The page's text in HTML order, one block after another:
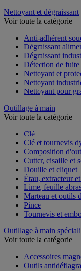
Nettoyant et dégraissant
Voir toute la catégorie
Anti-adhérent
Dégraissant
Dégraissant
Détection de fuite
Nettoyant et
Nettoyant
Nettoyant pour
Outillage à main
Voir toute la catégorie
Clé
Clé et tournevis
Composition
Cutter, cisaille et
Douille et cliquet
Étau, extracteur
Lime, feuille
Marteau et outils
Pince
Tournevis et
Outillage à main
Voir toute la catégorie
Accessoires
Outils